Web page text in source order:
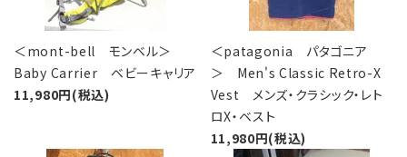
＜mont-bell モンベル＞
Baby Carrier ベビーキャリア
11,980円(税込)
＜patagonia パタゴニア
＞ Men's Classic Retro-X
Vest メンズ・クラシック・レト
ロX・ベスト
11,980円(税込)